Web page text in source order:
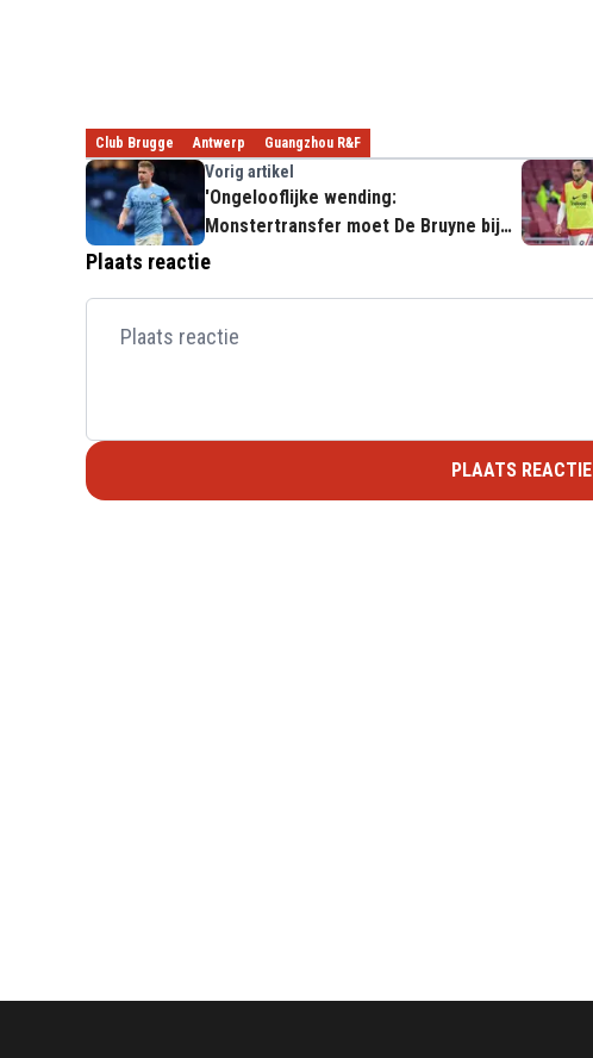
Club Brugge Antwerp Guangzhou R&F
Vorig artikel
'Ongelooflijke wending:
Monstertransfer moet De Bruyne bij
Man City houden'
Plaats reactie
PLAATS REACTIE